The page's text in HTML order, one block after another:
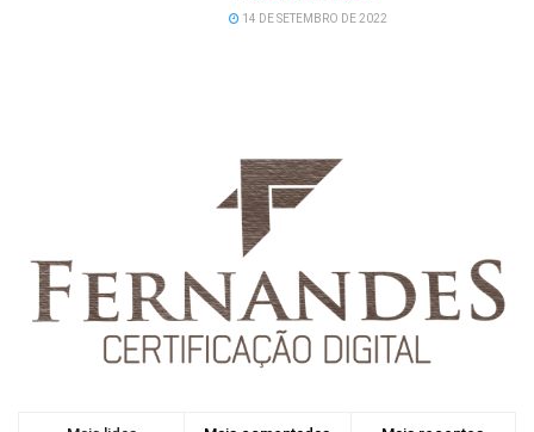
14 DE SETEMBRO DE 2022